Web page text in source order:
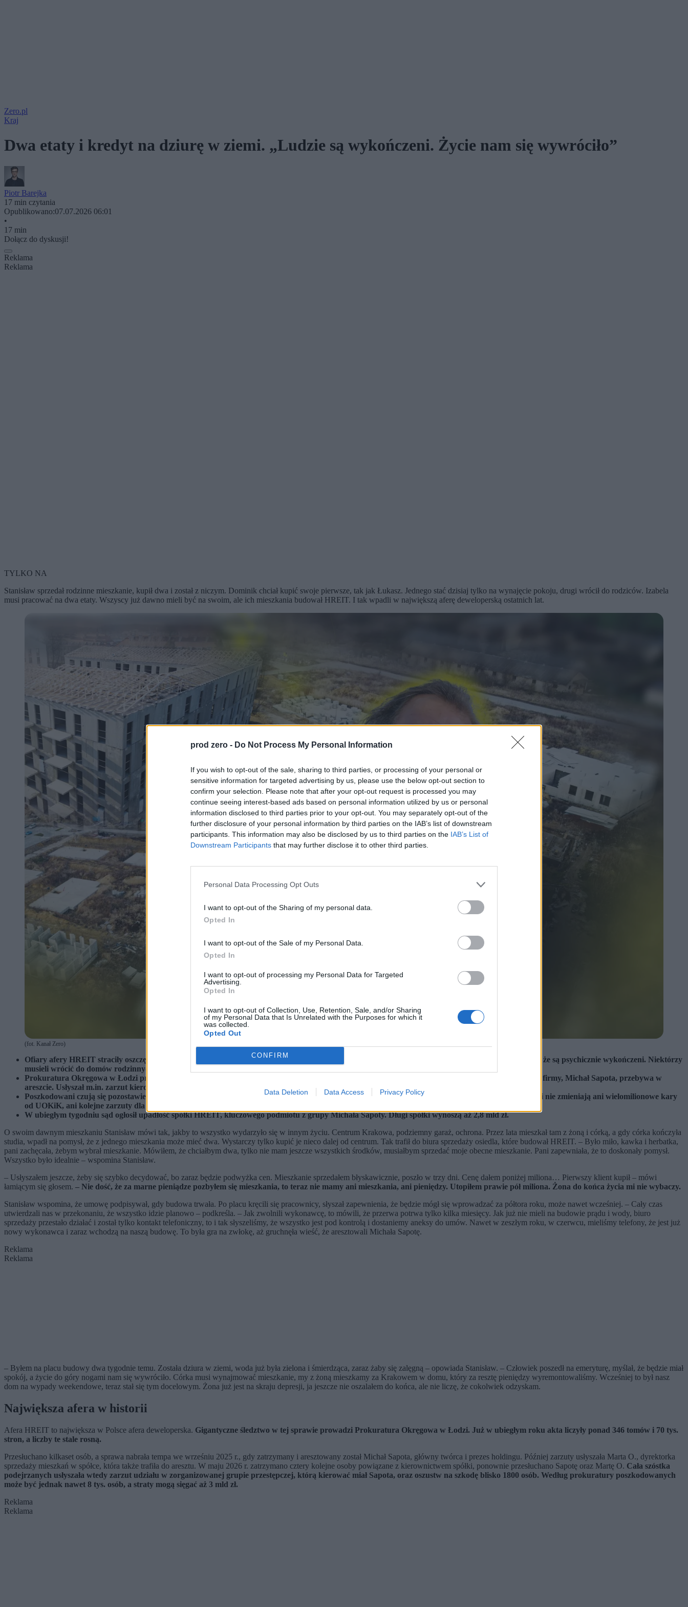
prod zero - Do Not Process My Personal Information
If you wish to opt-out of the sale, sharing to third parties, or processing of your personal or
sensitive information for targeted advertising by us, please use the below opt-out section to
confirm your selection. Please note that after your opt-out request is processed you may
continue seeing interest-based ads based on personal information utilized by us or personal
information disclosed to third parties prior to your opt-out. You may separately opt-out of the
further disclosure of your personal information by third parties on the IAB’s list of downstream
participants. This information may also be disclosed by us to third parties on the IAB’s List of
Downstream Participants that may further disclose it to other third parties.
Personal Data Processing Opt Outs
I want to opt-out of the Sharing of my personal data.
Opted In
I want to opt-out of the Sale of my Personal Data.
Opted In
I want to opt-out of processing my Personal Data for Targeted
Advertising.
Opted In
I want to opt-out of Collection, Use, Retention, Sale, and/or Sharing
of my Personal Data that Is Unrelated with the Purposes for which it
was collected.
Opted Out
CONFIRM
Data Deletion Data Access Privacy Policy
Zero.pl
Kraj
Dwa etaty i kredyt na dziurę w ziemi. „Ludzie są wykończeni. Życie nam się wywróciło”
Piotr Barejka
17 min czytania
Opublikowano:07.07.2026 06:01
•
17 min
Dołącz do dyskusji!
Reklama
Reklama
TYLKO NA
Stanisław sprzedał rodzinne mieszkanie, kupił dwa i został z niczym. Dominik chciał kupić swoje pierwsze, tak jak Łukasz. Jednego stać dzisiaj tylko na wynajęcie pokoju, drugi wrócił do rodziców. Izabela
musi pracować na dwa etaty. Wszyscy już dawno mieli być na swoim, ale ich mieszkania budował HREIT. I tak wpadli w największą aferę deweloperską ostatnich lat.
(fot. Kanał Zero)
Ofiary afery HREIT straciły oszczędności życia, wielu zostało z kredytami na mieszkania, które wciąż nie powstały. Niedoszli mieszkańcy opowiadają, że są psychicznie wykończeni. Niektórzy
musieli wrócić do domów rodzinnych, inni pracują na dwa etaty, by opłacić wynajem i raty za „dziury w ziemi”.
Prokuratura Okręgowa w Łodzi prowadzi gigantyczne śledztwo, w którym zarzuty usłyszało już sześć osób z kierownictwa holdingu. Główny twórca firmy, Michał Sapota, przebywa w
areszcie. Usłyszał m.in. zarzut kierowania zorganizowaną grupą przestępczą oraz oszustwa na szkodę blisko 1800 osób.
Poszkodowani czują się pozostawieni sami sobie, zarzucają urzędnikom, politykom i instytucjom, że nikt nie oferuje im realnego wsparcia. Ich sytuacji nie zmieniają ani wielomilionowe kary
od UOKiK, ani kolejne zarzuty dla Michała Sapoty i jego współpracowników.
W ubiegłym tygodniu sąd ogłosił upadłość spółki HREIT, kluczowego podmiotu z grupy Michała Sapoty. Długi spółki wynoszą aż 2,8 mld zł.
O swoim dawnym mieszkaniu Stanisław mówi tak, jakby to wszystko wydarzyło się w innym życiu. Centrum Krakowa, podziemny garaż, ochrona. Przez lata mieszkał tam z żoną i córką, a gdy córka kończyła
studia, wpadł na pomysł, że z jednego mieszkania może mieć dwa. Wystarczy tylko kupić je nieco dalej od centrum. Tak trafił do biura sprzedaży osiedla, które budował HREIT. – Było miło, kawka i herbatka,
pani zachęcała, żebym wybrał mieszkanie. Mówiłem, że chciałbym dwa, tylko nie mam jeszcze wszystkich środków, musiałbym sprzedać moje obecne mieszkanie. Pani zapewniała, że to doskonały pomysł.
Wszystko było idealnie – wspomina Stanisław.
– Usłyszałem jeszcze, żeby się szybko decydować, bo zaraz będzie podwyżka cen. Mieszkanie sprzedałem błyskawicznie, poszło w trzy dni. Cenę dałem poniżej miliona… Pierwszy klient kupił – mówi
łamiącym się głosem. – Nie dość, że za marne pieniądze pozbyłem się mieszkania, to teraz nie mamy ani mieszkania, ani pieniędzy. Utopiłem prawie pół miliona. Żona do końca życia mi nie wybaczy.
Stanisław wspomina, że umowę podpisywał, gdy budowa trwała. Po placu kręcili się pracownicy, słyszał zapewnienia, że będzie mógł się wprowadzać za półtora roku, może nawet wcześniej. – Cały czas
utwierdzali nas w przekonaniu, że wszystko idzie planowo – podkreśla. – Jak zwolnili wykonawcę, to mówili, że przerwa potrwa tylko kilka miesięcy. Jak już nie mieli na budowie prądu i wody, biuro
sprzedaży przestało działać i został tylko kontakt telefoniczny, to i tak słyszeliśmy, że wszystko jest pod kontrolą i dostaniemy aneksy do umów. Nawet w zeszłym roku, w czerwcu, mieliśmy telefony, że jest już
nowy wykonawca i zaraz wchodzą na naszą budowę. To była gra na zwłokę, aż gruchnęła wieść, że aresztowali Michała Sapotę.
Reklama
Reklama
– Byłem na placu budowy dwa tygodnie temu. Została dziura w ziemi, woda już była zielona i śmierdząca, zaraz żaby się zalęgną – opowiada Stanisław. – Człowiek poszedł na emeryturę, myślał, że będzie miał
spokój, a życie do góry nogami nam się wywróciło. Córka musi wynajmować mieszkanie, my z żoną mieszkamy za Krakowem w domu, który za resztę pieniędzy wyremontowaliśmy. Wcześniej to był nasz
dom na wypady weekendowe, teraz stał się tym docelowym. Żona już jest na skraju depresji, ja jeszcze nie oszalałem do końca, ale nie liczę, że cokolwiek odzyskam.
Największa afera w historii
Afera HREIT to największa w Polsce afera deweloperska. Gigantyczne śledztwo w tej sprawie prowadzi Prokuratura Okręgowa w Łodzi. Już w ubiegłym roku akta liczyły ponad 346 tomów i 70 tys.
stron, a liczby te stale rosną.
Przesłuchano kilkaset osób, a sprawa nabrała tempa we wrześniu 2025 r., gdy zatrzymany i aresztowany został Michał Sapota, główny twórca i prezes holdingu. Później zarzuty usłyszała Marta O., dyrektorka
sprzedaży mieszkań w spółce, która także trafiła do aresztu. W maju 2026 r. zatrzymano cztery kolejne osoby powiązane z kierownictwem spółki, ponownie przesłuchano Sapotę oraz Martę O. Cała szóstka
podejrzanych usłyszała wtedy zarzut udziału w zorganizowanej grupie przestępczej, którą kierować miał Sapota, oraz oszustw na szkodę blisko 1800 osób. Według prokuratury poszkodowanych
może być jednak nawet 8 tys. osób, a straty mogą sięgać aż 3 mld zł.
Reklama
Reklama